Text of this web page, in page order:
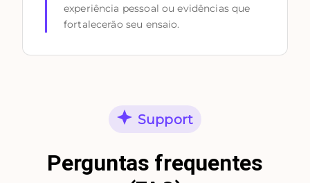
experiência pessoal ou evidências que
fortalecerão seu ensaio.
Support
Perguntas frequentes